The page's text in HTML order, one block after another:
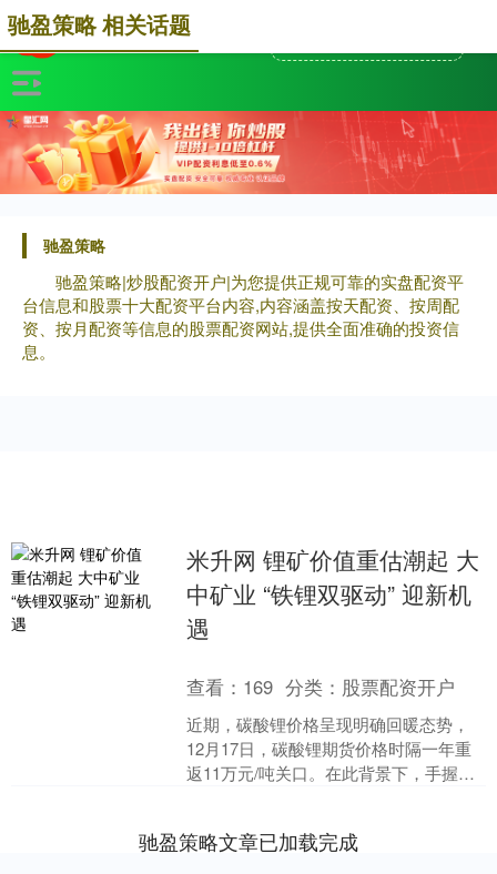
驰盈策略
驰盈策略|炒股配资开户|为您提供正规可靠的实盘配资平
台信息和股票十大配资平台内容,内容涵盖按天配资、按周配
资、按月配资等信息的股票配资网站,提供全面准确的投资信
息。
驰盈策略 相关话题
米升网 锂矿价值重估潮起 大
中矿业 “铁锂双驱动” 迎新机
遇
查看： 169 分类： 股票配资开户
近期，碳酸锂价格呈现明确回暖态势，
12月17日，碳酸锂期货价格时隔一年重
返11万元/吨关口。在此背景下，手握湖
驰盈策略文章已加载完成